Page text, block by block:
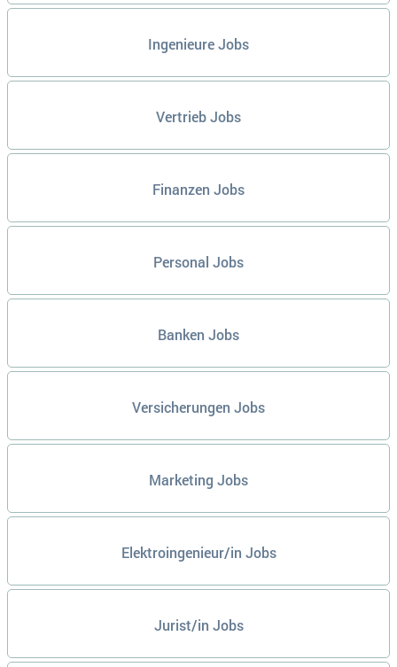
Ingenieure Jobs
Vertrieb Jobs
Finanzen Jobs
Personal Jobs
Banken Jobs
Versicherungen Jobs
Marketing Jobs
Elektroingenieur/in Jobs
Jurist/in Jobs